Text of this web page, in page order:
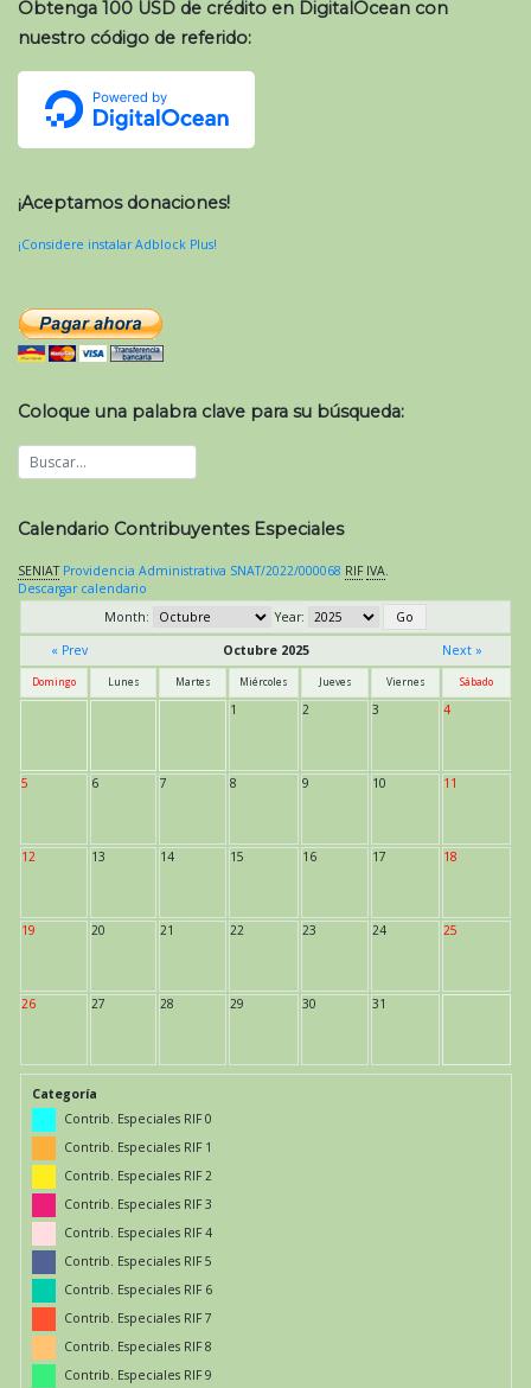
Obtenga 100 USD de crédito en DigitalOcean con
nuestro código de referido:
¡Aceptamos donaciones!
¡Considere instalar Adblock Plus!
Coloque una palabra clave para su búsqueda:
Calendario Contribuyentes Especiales
SENIAT Providencia Administrativa SNAT/2022/000068 RIF IVA.
Descargar calendario
Month:
Year:
« Prev
Octubre 2025 Next »
Domingo Lunes Martes Miércoles Jueves Viernes Sábado
1 2 3 4
5 6 7 8 9 10 11
12 13 14 15 16 17 18
19 20 21 22 23 24 25
26 27 28 29 30 31
Categoría
Contrib. Especiales RIF 0
Contrib. Especiales RIF 1
Contrib. Especiales RIF 2
Contrib. Especiales RIF 3
Contrib. Especiales RIF 4
Contrib. Especiales RIF 5
Contrib. Especiales RIF 6
Contrib. Especiales RIF 7
Contrib. Especiales RIF 8
Contrib. Especiales RIF 9